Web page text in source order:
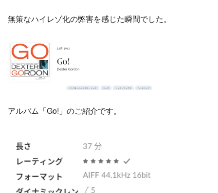
無策なハイレゾ化の弊害を感じた瞬間でした。
アルバム「Go!」のご紹介です。